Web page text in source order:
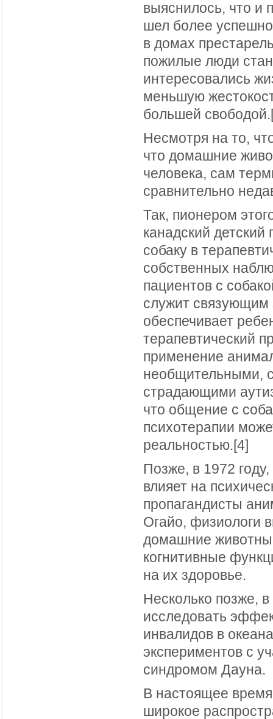
выяснилось, что и
шел более
в домах
пожилые люди
интересовались
меньшую
большей
Несмотря на то,
что домашние
человека, сам
сравнительно
Так, пионером
канадский
собаку в
собственных
пациентов с
служит связующим
обеспечивает
терапевтический
применение
необщительными,
страдающими
что общение с
психотерапии
реальностью.[4]
Позже, в 1972
влияет на
пропагандисты
Огайо, физиологи
домашние
когнитивные
на их здоровье.
Несколько позже,
исследовать
инвалидов в
экспериментов с
синдромом Дауна.
В настоящее
широкое